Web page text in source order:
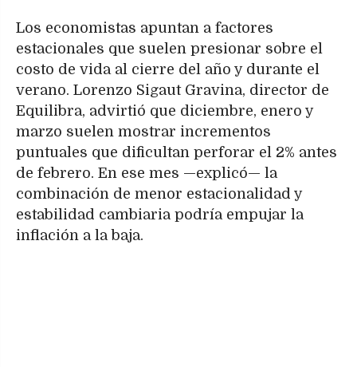
Los economistas apuntan a factores
estacionales que suelen presionar sobre el
costo de vida al cierre del año y durante el
verano. Lorenzo Sigaut Gravina, director de
Equilibra, advirtió que diciembre, enero y
marzo suelen mostrar incrementos
puntuales que dificultan perforar el 2% antes
de febrero. En ese mes —explicó— la
combinación de menor estacionalidad y
estabilidad cambiaria podría empujar la
inflación a la baja.